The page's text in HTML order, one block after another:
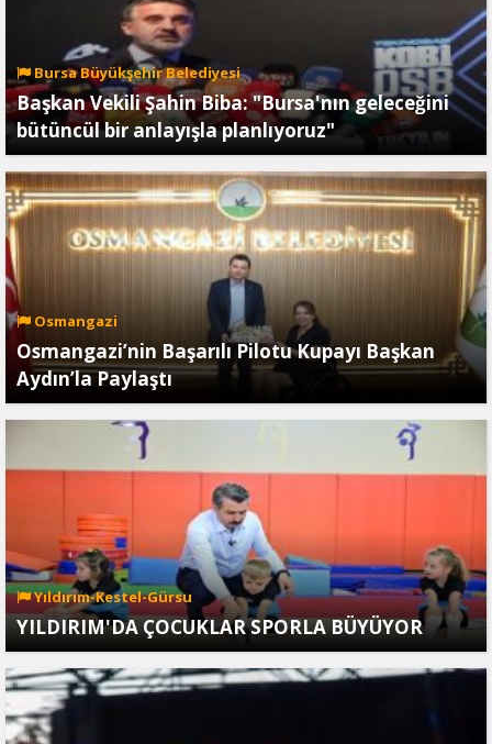
Bursa Büyükşehir Belediyesi
Başkan Vekili Şahin Biba: "Bursa'nın geleceğini
bütüncül bir anlayışla planlıyoruz"
Osmangazi
Osmangazi’nin Başarılı Pilotu Kupayı Başkan
Aydın’la Paylaştı
Yıldırım-Kestel-Gürsu
YILDIRIM'DA ÇOCUKLAR SPORLA BÜYÜYOR